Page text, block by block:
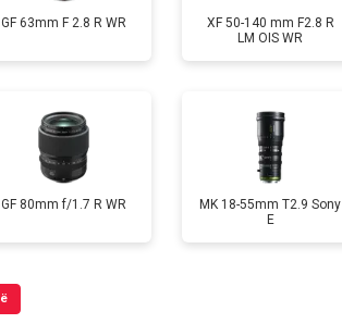
GF 63mm F 2.8 R WR
XF 50-140 mm F2.8 R
LM OIS WR
GF 80mm f/1.7 R WR
MK 18-55mm T2.9 Sony
E